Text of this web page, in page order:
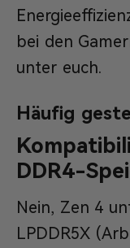
bei den
unter euch.
Häufig
DDR4-
Nein, Zen 4
LPDDR5X